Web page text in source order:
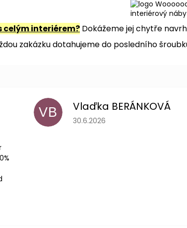
celým interiérem? Dokážeme jej chytře
zakázku dotahujeme do posledního
5 hvězdiček.VB Vlaďka BERÁNKOVÁ
Hodnocení obchodu je 5 z 5
30.6.2026